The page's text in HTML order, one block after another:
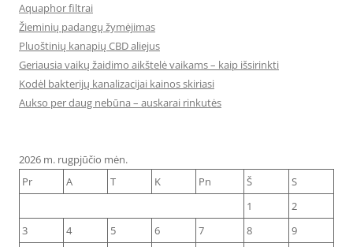
Aquaphor filtrai
Žieminių padangų žymėjimas
Pluoštinių kanapių CBD aliejus
Geriausia vaikų žaidimo aikštelė vaikams – kaip išsirinkti
Kodėl bakterijų kanalizacijai kainos skiriasi
Aukso per daug nebūna – auskarai rinkutės
2026 m. rugpjūčio mėn.
Pr
A T K Pn Š
S
1
2
3
4 5 6 7 8
9